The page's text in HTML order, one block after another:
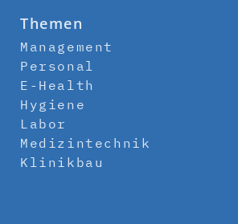
Themen
Management
Personal
E-Health
Hygiene
Labor
Medizintechnik
Klinikbau